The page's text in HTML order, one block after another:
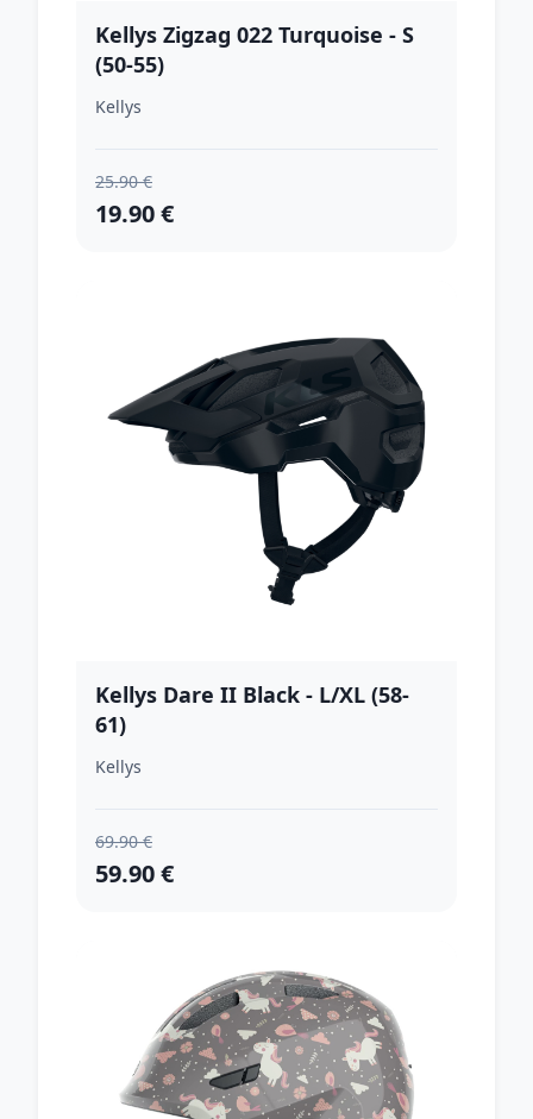
Kellys Zigzag 022 Turquoise - S
(50-55)
Kellys
25.90 €
19.90 €
Kellys Dare II Black - L/XL (58-
61)
Kellys
69.90 €
59.90 €